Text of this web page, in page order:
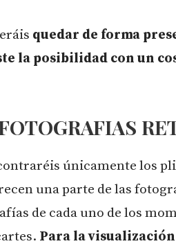
quedar de forma
la posibilidad con un
únicamente los
una parte de las
de cada uno de los
Para la